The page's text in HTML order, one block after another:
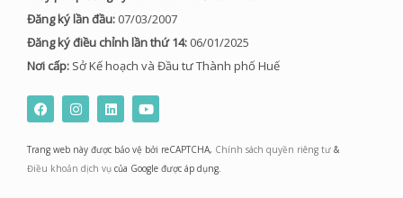
Đăng ký lần đầu: 07/03/2007
Đăng ký điều chỉnh lần thứ 14: 06/01/2025
Nơi cấp: Sở Kế hoạch và Đầu tư Thành phố Huế
F
a
c
b
o
I
n
s
a
g
L
i
n
k
e
d
Y
o
u
t
u
b
Trang web này được bảo vệ bởi reCAPTCHA, Chính sách quyền riêng tư &
Điều khoản dịch vụ của Google được áp dụng.